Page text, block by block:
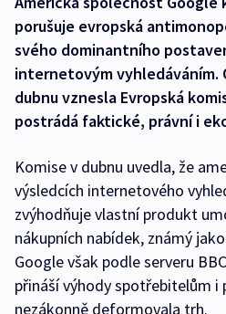
porušuje evropská
svého dominantního
internetovým vyhledáváním.
dubnu vznesla Evropská
postrádá faktické, právní i
Komise v dubnu uvedla, že
výsledcích internetového
zvýhodňuje vlastní produkt
nákupních nabídek, známý
Google však podle serveru
přináší výhody spotřebitelům i
nezákonně deformovala trh.